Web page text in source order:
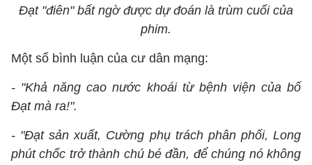
Đạt "điên" bất ngờ được dự đoán là trùm cuối của
phim.
Một số bình luận của cư dân mạng:
- "Khả năng cao nước khoái từ bệnh viện của bố
Đạt mà ra!".
- "Đạt sản xuất, Cường phụ trách phân phối, Long
phút chốc trở thành chú bé đần, để chúng nó không